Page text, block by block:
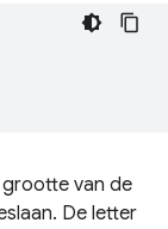
van de
De letter